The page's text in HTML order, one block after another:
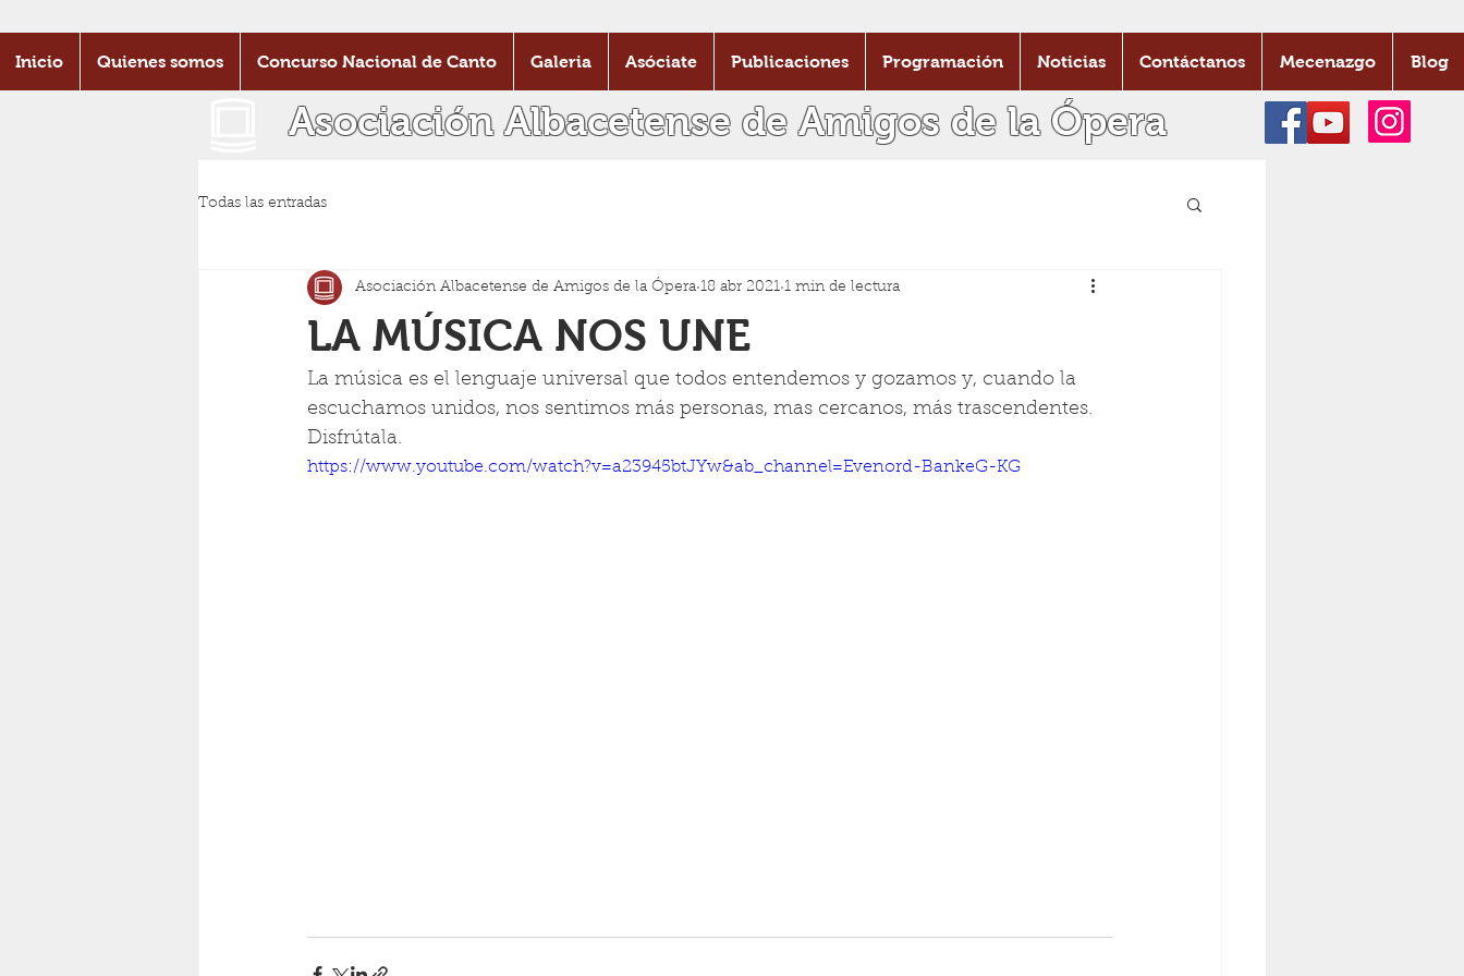
Blog
Mecenazgo
Contáctanos
Noticias
Programación
Publicaciones
Asóciate
Galeria
Concurso Nacional de Canto
Quienes somos
Inicio
Asociación Albacetense de Amigos de la Ópera
Todas las entradas
LA MÚSICA NOS UNE
Asociación Albacetense de Amigos de la Ópera 18 abr 2021 1 min de lectura
La música es el lenguaje universal que todos entendemos y gozamos y, cuando la
escuchamos unidos, nos sentimos más personas, mas cercanos, más trascendentes.
Disfrútala.
https://www.youtube.com/watch?v=a23945btJYw&ab_channel=Evenord-BankeG-KG